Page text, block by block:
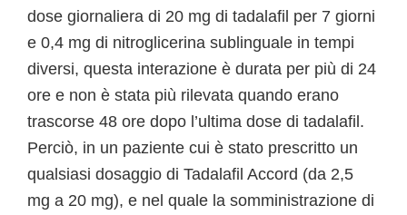
dose giornaliera di 20 mg di tadalafil per 7 giorni
e 0,4 mg di nitroglicerina sublinguale in tempi
diversi, questa interazione è durata per più di 24
ore e non è stata più rilevata quando erano
trascorse 48 ore dopo l’ultima dose di tadalafil.
Perciò, in un paziente cui è stato prescritto un
qualsiasi dosaggio di Tadalafil Accord (da 2,5
mg a 20 mg), e nel quale la somministrazione di